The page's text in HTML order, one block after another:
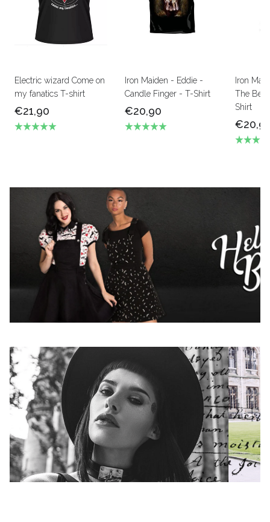
Electric wizard Come on
my fanatics T-shirt
€21,90
Iron Maiden - Eddie -
Candle Finger - T-Shirt
€20,90
Iron
The
Shirt